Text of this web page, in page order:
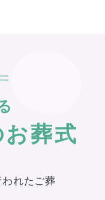
葬式
れたご葬